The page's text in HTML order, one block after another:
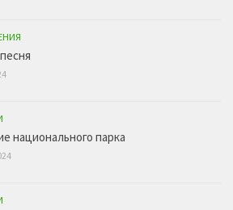
национального парка